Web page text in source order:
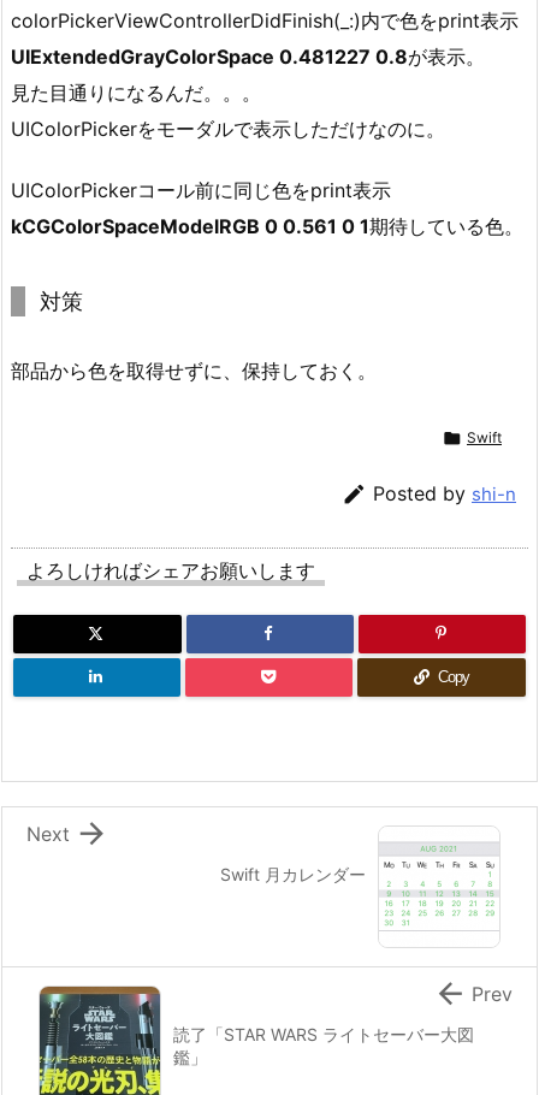
colorPickerViewControllerDidFinish(_:)内で色をprint表示
UIExtendedGrayColorSpace 0.481227 0.8が表示。
見た目通りになるんだ。。。
UIColorPickerをモーダルで表示しただけなのに。
UIColorPickerコール前に同じ色をprint表示
kCGColorSpaceModelRGB 0 0.561 0 1期待している色。
対策
部品から色を取得せずに、保持しておく。
 Swift
 Posted by shi-n
よろしければシェアお願いします
Copy
Swift 月カレンダー

Next
読了「STAR WARS ライトセーバー大図
鑑」
 Prev